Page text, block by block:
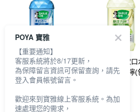
DARLIE好來清新漱口
水500ml-薄荷(包裝隨
機出貨)
NT$109
DARLIE好來漱口
500ml-酷爽青檸(
POYA 寶雅
【重要通知】
客服系統將於8/17更新，
為保障留言資訊可保留查詢，請先
登入會員帳號留言。
歡迎來到寶雅線上客服系統。為加
速處理您的需求，